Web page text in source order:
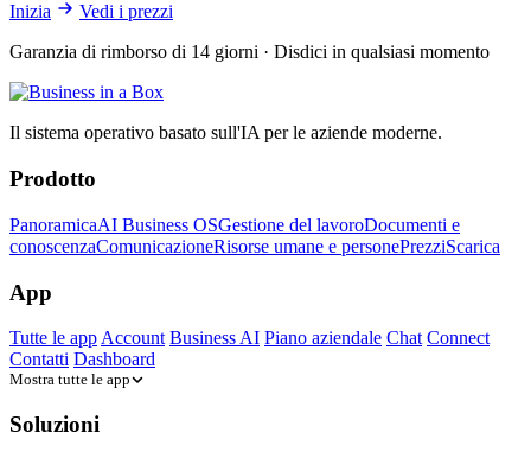
Inizia
Vedi i prezzi
Garanzia di rimborso di 14 giorni · Disdici in qualsiasi momento
Il sistema operativo basato sull'IA per le aziende moderne.
Prodotto
PanoramicaAI Business OSGestione del lavoroDocumenti e
conoscenzaComunicazioneRisorse umane e personePrezziScarica
App
Tutte le app Account Business AI Piano aziendale Chat Connect
Contatti Dashboard
Mostra tutte le app
Soluzioni